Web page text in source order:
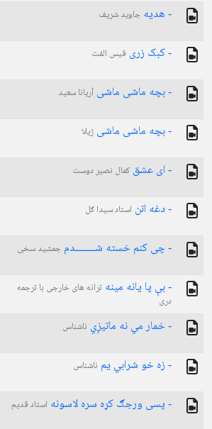
- هدیه جاوید شریف
- کبک زری قیس الفت
- بچه ماشی ماشی آریانا سعید
- بچه ماشی ماشی ژیلا
- ای عشق کمال نصیر دوست
- دغه اتن استاد سیدا ګل
- چی کنم خسته شـــــــدم جمشید سخی
- بې پا یانه مینه ترانه های خارجی با ترجمه
دری
- خمار مي نه ماتیږي ناشناس
- زه خو شرابي يم ناشناس
- پسی ورجګ کړه سره لاسونه استاد قدیم